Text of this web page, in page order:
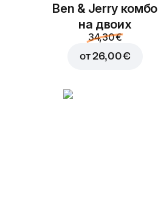
Ben & Jerry комбо
на двоих
34,30 €
от26,00 €